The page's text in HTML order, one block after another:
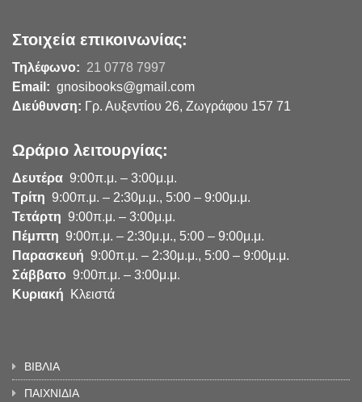
Στοιχεία επικοινωνίας:
Τηλέφωνο: 21 0778 7997
Email: gnosibooks@gmail.com
Διεύθυνση: Γρ. Αυξεντίου 26, Ζωγράφου 157 71
Ωράριο λειτουργίας:
Δευτέρα 9:00π.μ. – 3:00μ.μ.
Τρίτη 9:00π.μ. – 2:30μ.μ., 5:00 – 9:00μ.μ.
Τετάρτη 9:00π.μ. – 3:00μ.μ.
Πέμπτη 9:00π.μ. – 2:30μ.μ., 5:00 – 9:00μ.μ.
Παρασκευή 9:00π.μ. – 2:30μ.μ., 5:00 – 9:00μ.μ.
Σάββατο 9:00π.μ. – 3:00μ.μ.
Κυριακή Κλειστά
ΒΙΒΛΙΑ
ΠΑΙΧΝΙΔΙΑ